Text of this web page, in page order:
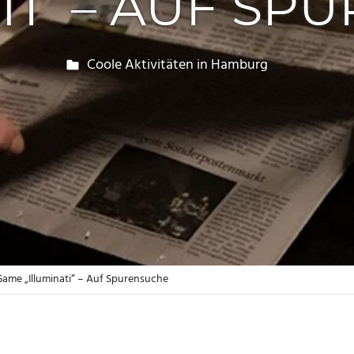
erf87
Coole Aktivitäten in Hamburg
„Illuminati“ – Auf Spurensuche